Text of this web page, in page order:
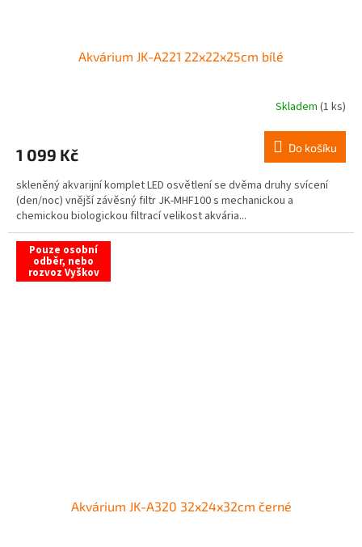
Akvárium JK-A221 22x22x25cm bílé
Skladem (1 ks)
1 099 Kč Do košíku
skleněný akvarijní komplet LED osvětlení se dvěma druhy svícení
(den/noc) vnější závěsný filtr JK-MHF100 s mechanickou a
chemickou biologickou filtrací velikost akvária...
Pouze osobní
odběr, nebo
rozvoz Vyškov
Akvárium JK-A320 32x24x32cm černé